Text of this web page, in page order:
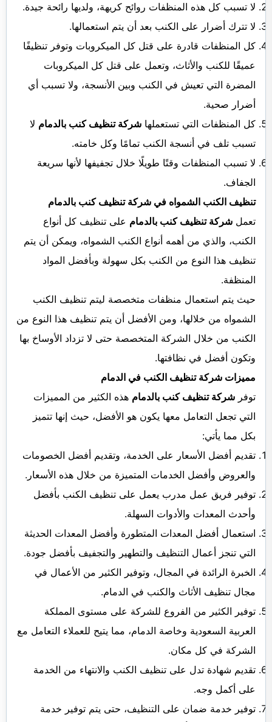
لا تسبب كل هذه المنظفات روائح كريهة، ولديها رائحة جيدة.
لا تترك أضرار على الكنب بعد أن يتم استعمالها.
كل المنظفات قادرة على قتل كل الميكروبات وتوفر تنظيفًا
عميقًا للكنب والأثاث، وتعمل على قتل كل الميكروبات
المضرة التي تعيش في الكنب وبين الأنسجة، ولا تسبب أي
أضرار صحية.
كل المنظفات التي تستعملها شركة تنظيف كنب بالدمام لا
تسبب تلف في أنسجة الكنب تمامًا وكل خامته.
لا تسبب المنظفات وقتًا طويلًا خلال تجفيفها لأنها سريعة
الجفاف.
تنظيف الكنب الشمواه في شركة تنظيف كنب بالدمام
تعمل شركة تنظيف كنب بالدمام على تنظيف كل أنواع
الكنب، والذي من أهمه أنواع الكنب الشمواه، ويمكن أن يتم
تنظيف هذا النوع من الكنب بكل سهولة وبأفضل المواد
المنظفة.
حيث يتم استعمال منظفات متخصصة ليتم تنظيف الكنب
الشمواه من خلالها، ومن الأفضل أن يتم تنظيف هذا النوع من
الكنب من خلال الشركة المتخصصة حتى لا تزداد الأوساخ بها
وتكون أفضل في نظافتها.
مميزات شركة تنظيف الكنب في الدمام
توفر شركة تنظيف كنب بالدمام هذه الكثير من المميزات
التي تجعل التعامل معها يكون هو الأفضل، حيث إنها تتميز
بكل مما يأتي:
تقديم أفضل الأسعار على الخدمة، وتقديم أفضل الخصومات
والعروض وأفضل الخدمات المتميزة من خلال هذه الأسعار.
توفير فريق عمل مدرب يعمل على تنظيف الكنب بأفضل
وأحدث المعدات والأدوات السهلة.
استعمال أفضل المعدات المتطورة وأفضل المعدات الحديثة
التي تنجز أعمال التنظيف والتطهير والتجفيف بأفضل جودة.
الخبرة الرائدة في المجال، وتوفير الكثير من الأعمال في
مجال تنظيف الأثاث والكنب في الدمام.
توفير الكثير من الفروع للشركة على مستوى المملكة
العربية السعودية وخاصة الدمام، مما يتيح للعملاء التعامل مع
الشركة في كل مكان.
تقديم شهادة تدل على تنظيف الكنب والانتهاء من الخدمة
على أكمل وجه.
توفير خدمة ضمان على التنظيف، حتى يتم توفير خدمة